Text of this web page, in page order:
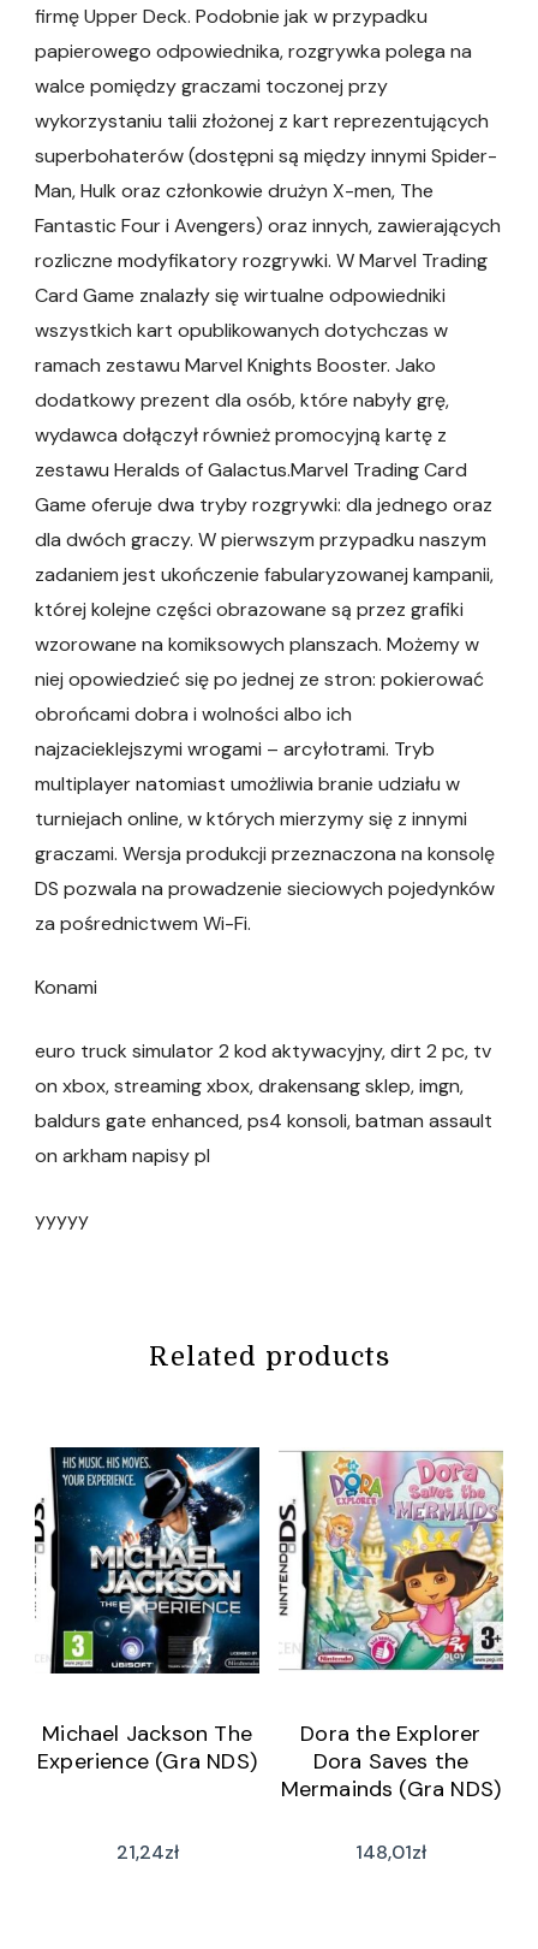
firmę Upper Deck. Podobnie jak w przypadku
papierowego odpowiednika, rozgrywka polega na
walce pomiędzy graczami toczonej przy
wykorzystaniu talii złożonej z kart reprezentujących
superbohaterów (dostępni są między innymi Spider-
Man, Hulk oraz członkowie drużyn X-men, The
Fantastic Four i Avengers) oraz innych, zawierających
rozliczne modyfikatory rozgrywki. W Marvel Trading
Card Game znalazły się wirtualne odpowiedniki
wszystkich kart opublikowanych dotychczas w
ramach zestawu Marvel Knights Booster. Jako
dodatkowy prezent dla osób, które nabyły grę,
wydawca dołączył również promocyjną kartę z
zestawu Heralds of Galactus.Marvel Trading Card
Game oferuje dwa tryby rozgrywki: dla jednego oraz
dla dwóch graczy. W pierwszym przypadku naszym
zadaniem jest ukończenie fabularyzowanej kampanii,
której kolejne części obrazowane są przez grafiki
wzorowane na komiksowych planszach. Możemy w
niej opowiedzieć się po jednej ze stron: pokierować
obrońcami dobra i wolności albo ich
najzacieklejszymi wrogami – arcyłotrami. Tryb
multiplayer natomiast umożliwia branie udziału w
turniejach online, w których mierzymy się z innymi
graczami. Wersja produkcji przeznaczona na konsolę
DS pozwala na prowadzenie sieciowych pojedynków
za pośrednictwem Wi-Fi.
Konami
euro truck simulator 2 kod aktywacyjny, dirt 2 pc, tv
on xbox, streaming xbox, drakensang sklep, imgn,
baldurs gate enhanced, ps4 konsoli, batman assault
on arkham napisy pl
yyyyy
Related products
Michael Jackson The
Experience (Gra NDS)
21,24zł
Dora the Explorer
Dora Saves the
Mermainds (Gra NDS)
148,01zł